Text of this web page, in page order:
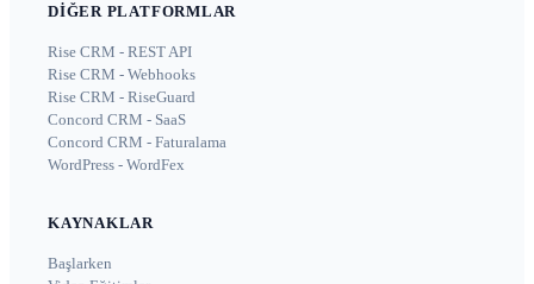
DIĞER PLATFORMLAR
Rise CRM - REST API
Rise CRM - Webhooks
Rise CRM - RiseGuard
Concord CRM - SaaS
Concord CRM - Faturalama
WordPress - WordFex
KAYNAKLAR
Başlarken